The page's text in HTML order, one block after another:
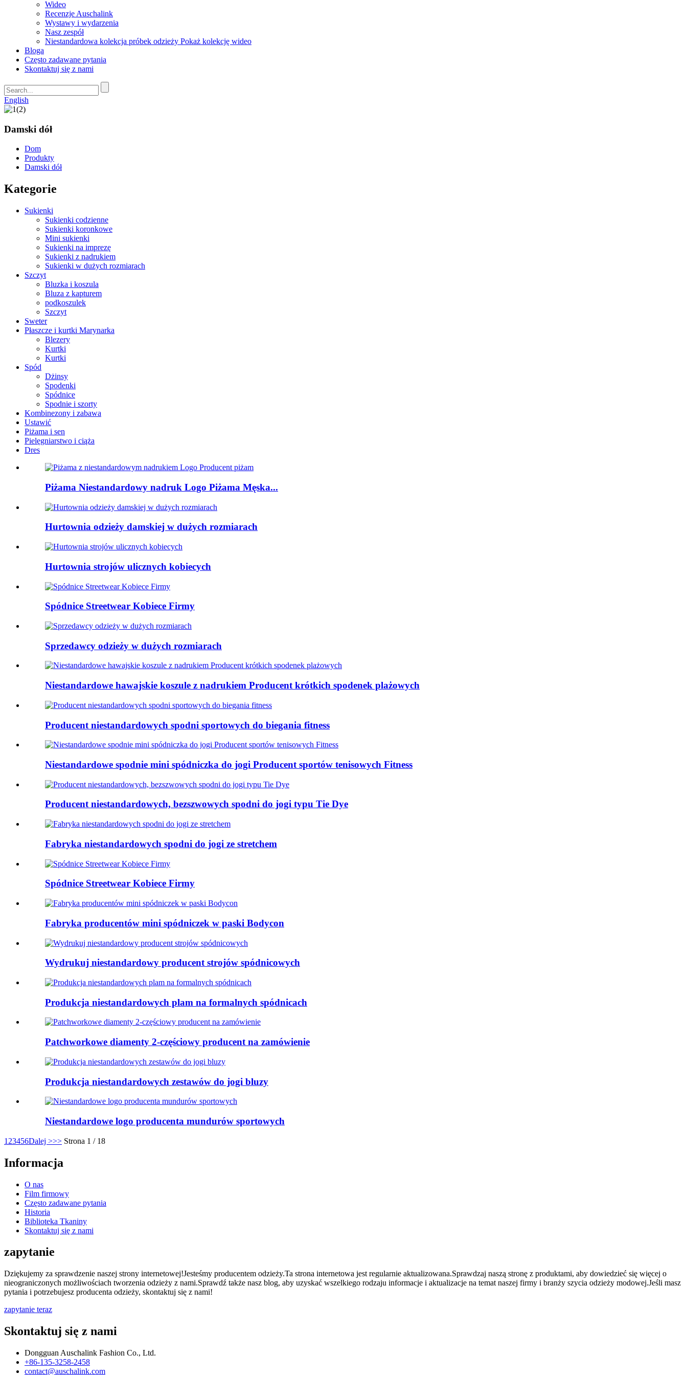
Wideo
Recenzje Auschalink
Wystawy i wydarzenia
Nasz zespół
Niestandardowa kolekcja próbek odzieży Pokaż kolekcję wideo
Bloga
Często zadawane pytania
Skontaktuj się z nami
English
Damski dół
Dom
Produkty
Damski dół
Kategorie
Sukienki
Sukienki codzienne
Sukienki koronkowe
Mini sukienki
Sukienki na imprezę
Sukienki z nadrukiem
Sukienki w dużych rozmiarach
Szczyt
Bluzka i koszula
Bluza z kapturem
podkoszulek
Szczyt
Sweter
Płaszcze i kurtki Marynarka
Blezery
Kurtki
Kurtki
Spód
Dżinsy
Spodenki
Spódnice
Spodnie i szorty
Kombinezony i zabawa
Ustawić
Piżama i sen
Pielęgniarstwo i ciąża
Dres
Piżama Niestandardowy nadruk Logo Piżama Męska...
Hurtownia odzieży damskiej w dużych rozmiarach
Hurtownia strojów ulicznych kobiecych
Spódnice Streetwear Kobiece Firmy
Sprzedawcy odzieży w dużych rozmiarach
Niestandardowe hawajskie koszule z nadrukiem Producent krótkich spodenek plażowych
Producent niestandardowych spodni sportowych do biegania fitness
Niestandardowe spodnie mini spódniczka do jogi Producent sportów tenisowych Fitness
Producent niestandardowych, bezszwowych spodni do jogi typu Tie Dye
Fabryka niestandardowych spodni do jogi ze stretchem
Spódnice Streetwear Kobiece Firmy
Fabryka producentów mini spódniczek w paski Bodycon
Wydrukuj niestandardowy producent strojów spódnicowych
Produkcja niestandardowych plam na formalnych spódnicach
Patchworkowe diamenty 2-częściowy producent na zamówienie
Produkcja niestandardowych zestawów do jogi bluzy
Niestandardowe logo producenta mundurów sportowych
1 23456Dalej >>> Strona 1 / 18
Informacja
O nas
Film firmowy
Często zadawane pytania
Historia
Biblioteka Tkaniny
Skontaktuj się z nami
zapytanie
Dziękujemy za sprawdzenie naszej strony internetowej!Jesteśmy producentem odzieży.Ta strona internetowa jest regularnie aktualizowana.Sprawdzaj naszą stronę z produktami, aby dowiedzieć się więcej o
nieograniczonych możliwościach tworzenia odzieży z nami.Sprawdź także nasz blog, aby uzyskać wszelkiego rodzaju informacje i aktualizacje na temat naszej firmy i branży szycia odzieży modowej.Jeśli masz
pytania i potrzebujesz producenta odzieży, skontaktuj się z nami!
zapytanie teraz
Skontaktuj się z nami
Dongguan Auschalink Fashion Co., Ltd.
+86-135-3258-2458
contact@auschalink.com